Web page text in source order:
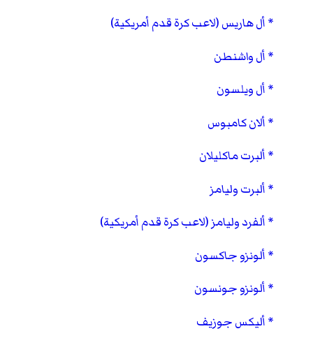
أل هاريس (لاعب كرة قدم أمريكية)
أل واشنطن
أل ويلسون
ألان كامبوس
ألبرت ماكليلان
ألبرت وليامز
ألفرد وليامز (لاعب كرة قدم أمريكية)
ألونزو جاكسون
ألونزو جونسون
أليكس جوزيف